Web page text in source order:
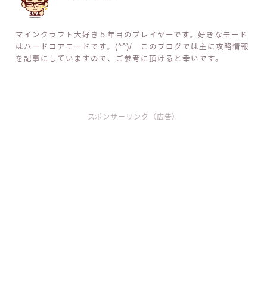
マインクラフト大好き５年目のプレイヤーです。好きなモード
はハードコアモードです。(^^)/ このブログでは主に攻略情報
を記事にしていますので、ご参考に頂けると幸いです。
スポンサーリンク（広告）